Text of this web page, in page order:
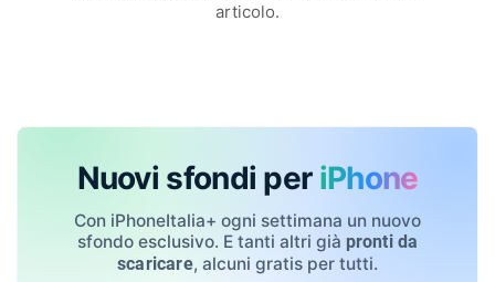
articolo.
Nuovi sfondi per iPhone
Con iPhoneItalia+ ogni settimana un nuovo
sfondo esclusivo. E tanti altri già pronti da
scaricare, alcuni gratis per tutti.